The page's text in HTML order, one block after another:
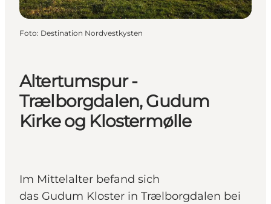
Altertumspur -
Trælborgdalen, Gudum
Kirke og Klostermølle
Im Mittelalter befand sich
das Gudum Kloster in Trælborgdalen bei
Foto: Destination Nordvestkysten